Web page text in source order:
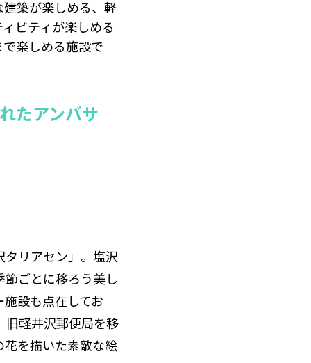
築が楽しめる、軽
ビティが楽しめる
楽しめる施設で
たアンバサ
タリアセン」。塩沢
ごとに移ろう美し
設も点在してお
旧軽井沢郵便局を移
花を描いた素敵な絵